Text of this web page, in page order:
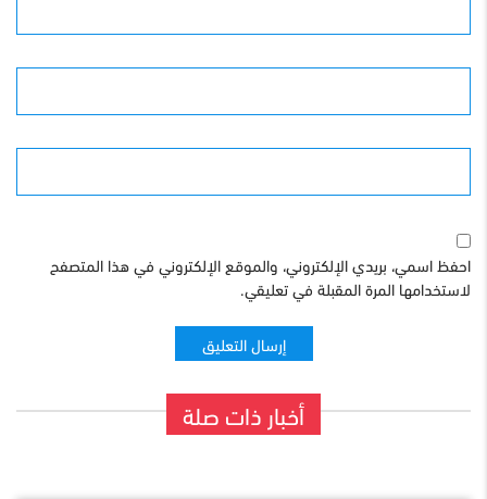
احفظ اسمي، بريدي الإلكتروني، والموقع الإلكتروني في هذا المتصفح
لاستخدامها المرة المقبلة في تعليقي.
أخبار ذات صلة